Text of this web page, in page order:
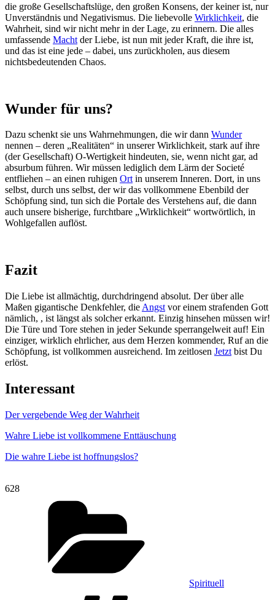
die große Gesellschaftslüge, den großen Konsens, der keiner ist, nur
Unverständnis und Negativismus. Die liebevolle Wirklichkeit, die
Wahrheit, sind wir nicht mehr in der Lage, zu erinnern. Die alles
umfassende Macht der Liebe, ist nun mit jeder Kraft, die ihre ist,
und das ist eine jede – dabei, uns zurückholen, aus diesem
nichtsbedeutenden Chaos.
Wunder für uns?
Dazu schenkt sie uns Wahrnehmungen, die wir dann Wunder
nennen – deren „Realitäten“ in unserer Wirklichkeit, stark auf ihre
(der Gesellschaft) O-Wertigkeit hindeuten, sie, wenn nicht gar, ad
absurbum führen. Wir müssen lediglich dem Lärm der Societé
entfliehen – an einen ruhigen Ortin unserem Inneren. Dort, in uns
selbst, durch uns selbst, der wir das vollkommene Ebenbild der
Schöpfung sind, tun sich die Portale des Verstehens auf, die dann
auch unsere bisherige, furchtbare „Wirklichkeit“ wortwörtlich, in
Wohlgefallen auflöst.
Fazit
Die Liebe ist allmächtig, durchdringend absolut. Der über alle
Maßen gigantische Denkfehler, die Angst vor einem strafenden Gott
nämlich, , ist längst als solcher erkannt. Einzig hinsehen müssen wir!
Die Türe und Tore stehen in jeder Sekunde sperrangelweit auf! Ein
einziger, wirklich ehrlicher, aus dem Herzen kommender, Ruf an die
Schöpfung, ist vollkommen ausreichend. Im zeitlosen Jetzt bist Du
erlöst.
Interessant
Der vergebende Weg der Wahrheit
Wahre Liebe ist vollkommene Enttäuschung
Die wahre Liebe ist hoffnungslos?
628
Spirituell